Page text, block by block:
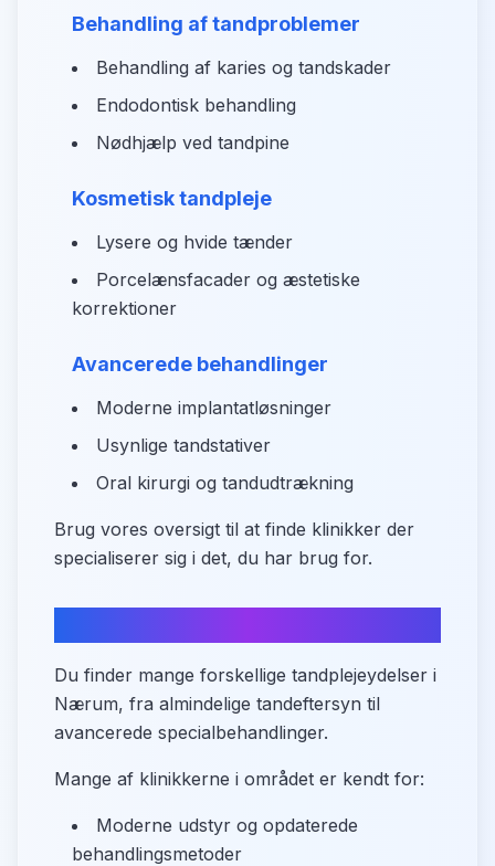
Behandling af tandproblemer
Behandling af karies og tandskader
Endodontisk behandling
Nødhjælp ved tandpine
Kosmetisk tandpleje
Lysere og hvide tænder
Porcelænsfacader og æstetiske
korrektioner
Avancerede behandlinger
Moderne implantatløsninger
Usynlige tandstativer
Oral kirurgi og tandudtrækning
Brug vores oversigt til at finde klinikker der
specialiserer sig i det, du har brug for.
Du finder mange forskellige tandplejeydelser i
Nærum, fra almindelige tandeftersyn til
avancerede specialbehandlinger.
Mange af klinikkerne i området er kendt for:
Moderne udstyr og opdaterede
behandlingsmetoder